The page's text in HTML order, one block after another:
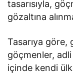
tasarısıyla,
gözaltına
​​​​​​​Tasarıya göre,
göçmenler,
içinde kendi